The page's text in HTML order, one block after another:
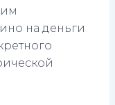
на деньги